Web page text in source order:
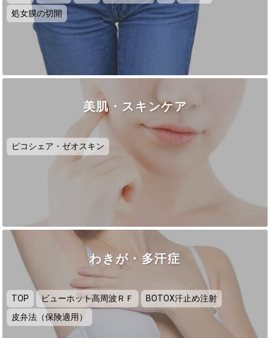
処女膜の切開
美肌・スキンケア
ピコシェア・ゼオスキン
わきが・多汗症
TOP ビューホット高周波ＲＦ
BOTOX汗止め注射
皮弁法（保険適用）